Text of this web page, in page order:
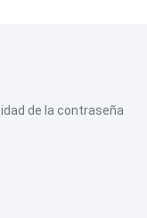
de la contraseña